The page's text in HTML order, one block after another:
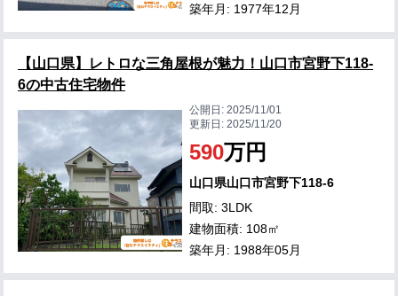
築年月: 1977年12月
【山口県】レトロな三角屋根が魅力！山口市宮野下118-
6の中古住宅物件
公開日:2025/11/01
更新日:2025/11/20
590万円
山口県山口市宮野下118-6
間取: 3LDK
建物面積: 108㎡
築年月: 1988年05月